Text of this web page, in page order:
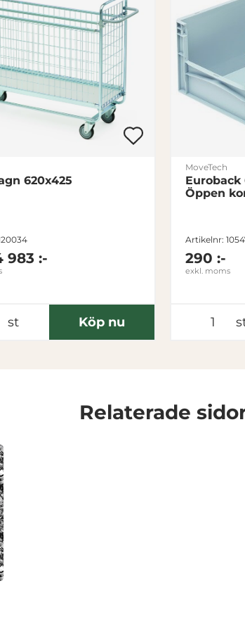
Slitbana hjul
Hjuldiameter (mm)
620x425
983 :-
st Köp nu
MoveTech
Öppen
Artikelnr:
290 :-
exkl. moms
Relaterade